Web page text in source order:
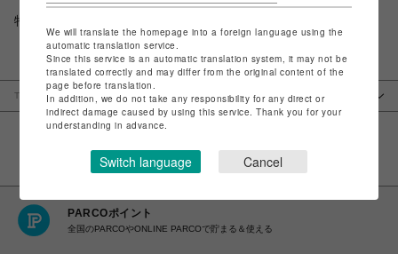
特定商取引法など法令に基づく表記は
TOP 名古屋PARCO
ベイビー、ザ スターズ シャイン ブライト/アリス アン
ド ザ パイレーツ
PARCOポイント
全国のPARCOやONLINE PARCOで貯まる＆使える
We will translate the homepage into a foreign language using the
automatic translation service.
Since this service is an automatic translation system, it may not be
translated correctly and may differ from the original content of the
page before translation.
In addition, we do not take any responsibility for any direct or
indirect damage caused by using this service. Thank you for your
understanding in advance.
Switch language Cancel